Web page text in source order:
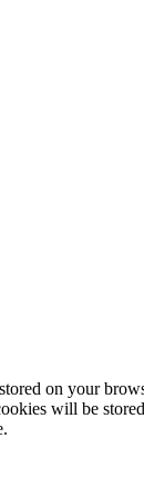
on your
will be